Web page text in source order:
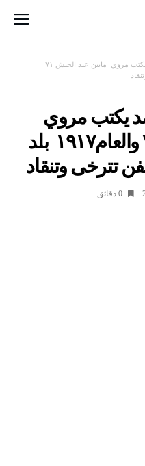
متوكل طه محمد احمد يكتب مروي مابين عيد الجيش ٧١
يكتب مروي
مابين عيد الجيش ٧١ والعام١٩١٧ بلد
تترخى وتنقاد
0 ‫دقائق‬